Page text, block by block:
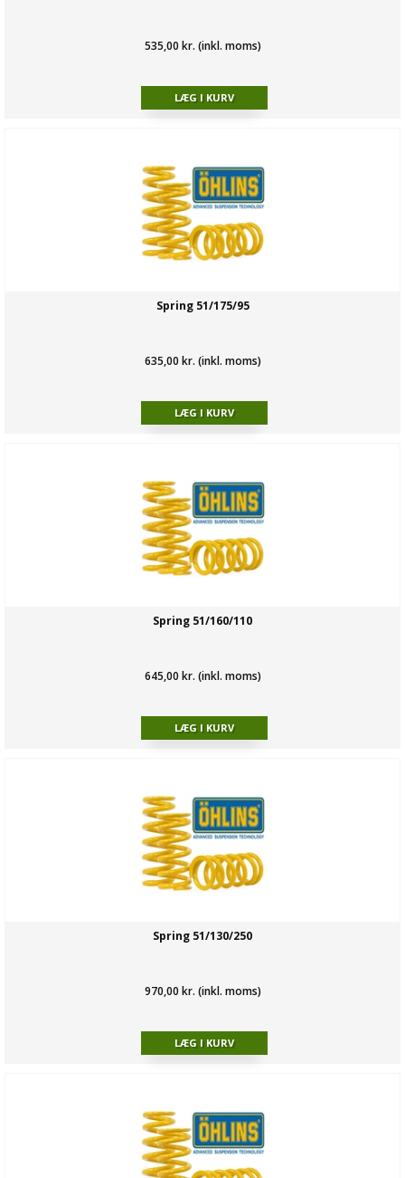
535,00 kr. (inkl. moms)
Spring 51/175/95
635,00 kr. (inkl. moms)
Spring 51/160/110
645,00 kr. (inkl. moms)
Spring 51/130/250
970,00 kr. (inkl. moms)